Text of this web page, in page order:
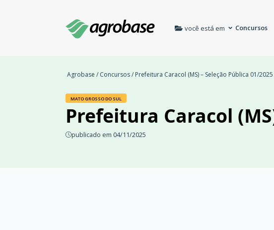
você está em Concursos
Agrobase / Concursos/ Prefeitura Caracol (MS) – Seleção Pública 01/2025
MATO GROSSO DO SUL
Prefeitura Caracol
publicado em 04/11/2025